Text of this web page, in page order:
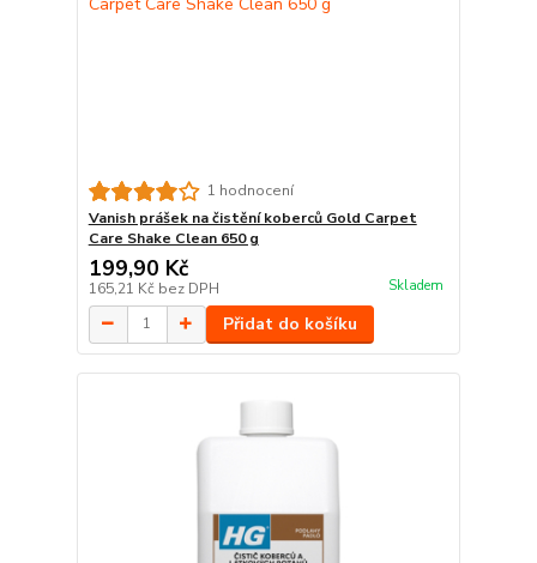
1 hodnocení
Vanish prášek na čistění koberců Gold Carpet
Care Shake Clean 650 g
199,90 Kč
165,21 Kč bez DPH Skladem
Přidat do košíku